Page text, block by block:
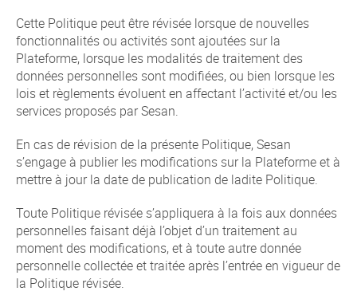
Cette Politique peut être révisée lorsque de nouvelles
fonctionnalités ou activités sont ajoutées sur la
Plateforme, lorsque les modalités de traitement des
données personnelles sont modifiées, ou bien lorsque les
lois et règlements évoluent en affectant l’activité et/ou les
services proposés par Sesan.
En cas de révision de la présente Politique, Sesan
s’engage à publier les modifications sur la Plateforme et à
mettre à jour la date de publication de ladite Politique.
Toute Politique révisée s’appliquera à la fois aux données
personnelles faisant déjà l’objet d’un traitement au
moment des modifications, et à toute autre donnée
personnelle collectée et traitée après l’entrée en vigueur de
la Politique révisée.